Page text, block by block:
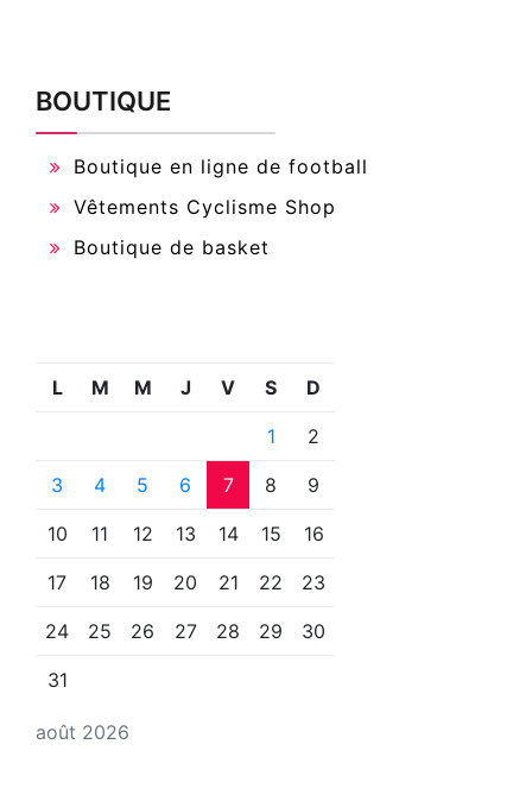
BOUTIQUE
Boutique en ligne de football
Vêtements Cyclisme Shop
Boutique de basket
août 2026
L M M J V S D
1 2
3 4 5 6 7 8 9
10 11 12 13 14 15 16
17 18 19 20 21 22 23
24 25 26 27 28 29 30
31